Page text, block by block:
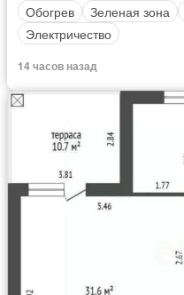
Обогрев
Зеленая зона
Электричество
14 часов назад